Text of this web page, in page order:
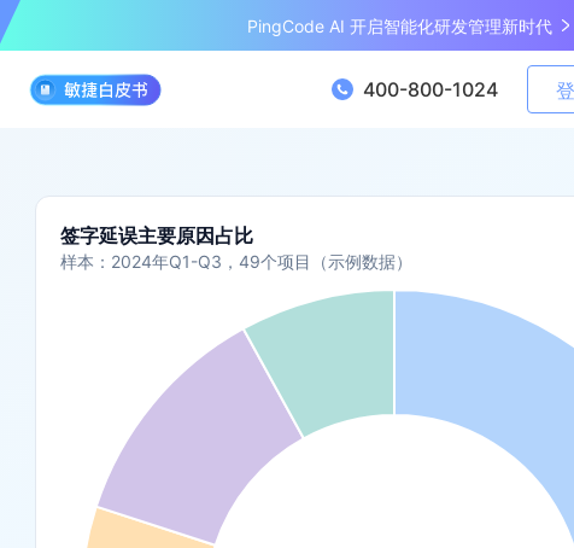
PingCode AI 开启智能化研发管理新时代
400-800-1024
签字延误主要原因占比
样本：2024年Q1-Q3，49个项目（示例数据）